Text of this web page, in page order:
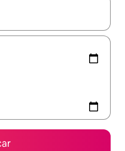
navega con las